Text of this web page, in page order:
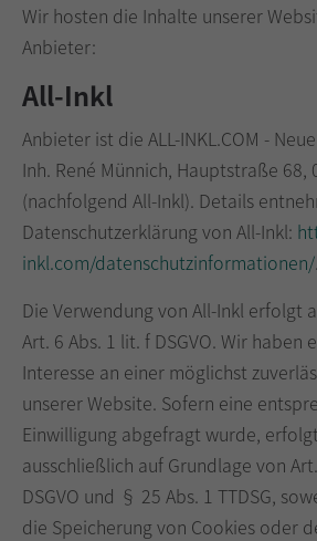
Wir hosten die Inhalte unserer
Anbieter:
All-Inkl
Anbieter ist die ALL-INKL.COM -
Inh. René Münnich, Hauptstraße
(nachfolgend All-Inkl). Details
Datenschutzerklärung von All-Inkl:
inkl.com/datenschutzinformationen/.
Die Verwendung von All-Inkl erfolgt
Art. 6 Abs. 1 lit. f DSGVO. Wir haben
Interesse an einer möglichst
unserer Website. Sofern eine
Einwilligung abgefragt wurde,
ausschließlich auf Grundlage von
DSGVO und § 25 Abs. 1 TTDSG,
die Speicherung von Cookies oder